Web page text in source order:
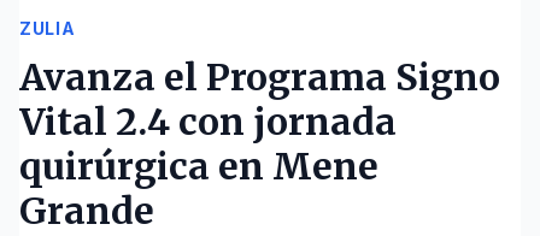
ZULIA
Avanza el Programa Signo
Vital 2.4 con jornada
quirúrgica en Mene
Grande